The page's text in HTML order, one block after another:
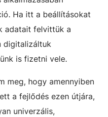
Ha itt a beállításokat
adatait felvittük a
digitalizáltuk
is fizetni vele.
meg, hogy amennyiben
a fejlődés ezen útjára,
univerzális,